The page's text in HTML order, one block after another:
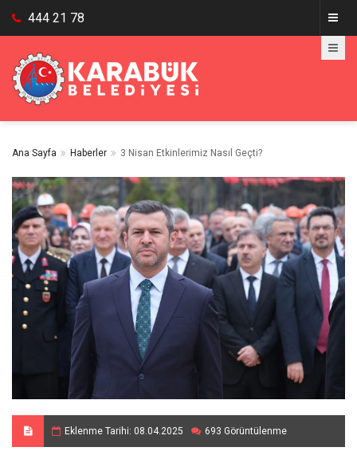
444 21 78
Ana Sayfa Haberler 3 Nisan Etkinlerimiz Nasıl Geçti?
Eklenme Tarihi: 08.04.2025 693 Görüntülenme